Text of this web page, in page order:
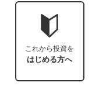
これから投資を
はじめる方へ